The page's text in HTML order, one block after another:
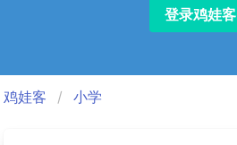
登录鸡娃客
鸡娃客 小学